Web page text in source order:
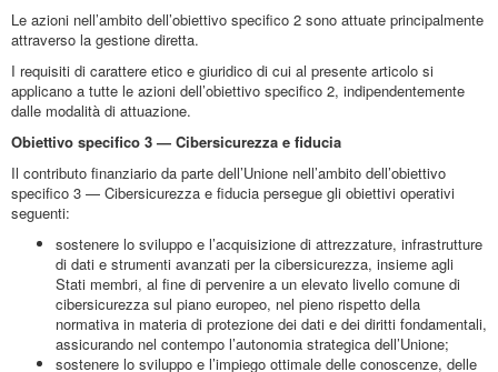
Le azioni nell’ambito dell’obiettivo specifico 2 sono attuate principalmente
attraverso la gestione diretta.
I requisiti di carattere etico e giuridico di cui al presente articolo si
applicano a tutte le azioni dell’obiettivo specifico 2, indipendentemente
dalle modalità di attuazione.
Obiettivo specifico 3 — Cibersicurezza e fiducia
Il contributo finanziario da parte dell’Unione nell’ambito dell’obiettivo
specifico 3 — Cibersicurezza e fiducia persegue gli obiettivi operativi
seguenti:
sostenere lo sviluppo e l’acquisizione di attrezzature, infrastrutture
di dati e strumenti avanzati per la cibersicurezza, insieme agli
Stati membri, al fine di pervenire a un elevato livello comune di
cibersicurezza sul piano europeo, nel pieno rispetto della
normativa in materia di protezione dei dati e dei diritti fondamentali,
assicurando nel contempo l’autonomia strategica dell’Unione;
sostenere lo sviluppo e l’impiego ottimale delle conoscenze, delle